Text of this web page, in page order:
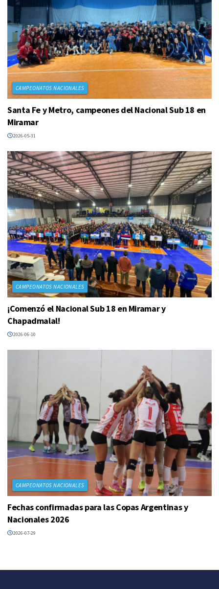
CAMPEONATOS NACIONALES
Santa Fe y Metro, campeones del Nacional Sub 18 en
Miramar
2026-05-31
CAMPEONATOS NACIONALES
¡Comenzó el Nacional Sub 18 en Miramar y
Chapadmalal!
2026-06-10
CAMPEONATOS NACIONALES
Fechas confirmadas para las Copas Argentinas y
Nacionales 2026
2026-07-29